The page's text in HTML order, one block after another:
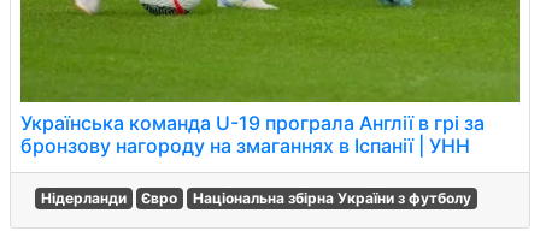
Українська команда U-19 програла Англії в грі за
бронзову нагороду на змаганнях в Іспанії | УНН
Нідерланди Євро Національна збірна України з футболу